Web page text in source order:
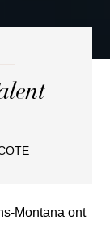
Montana ont